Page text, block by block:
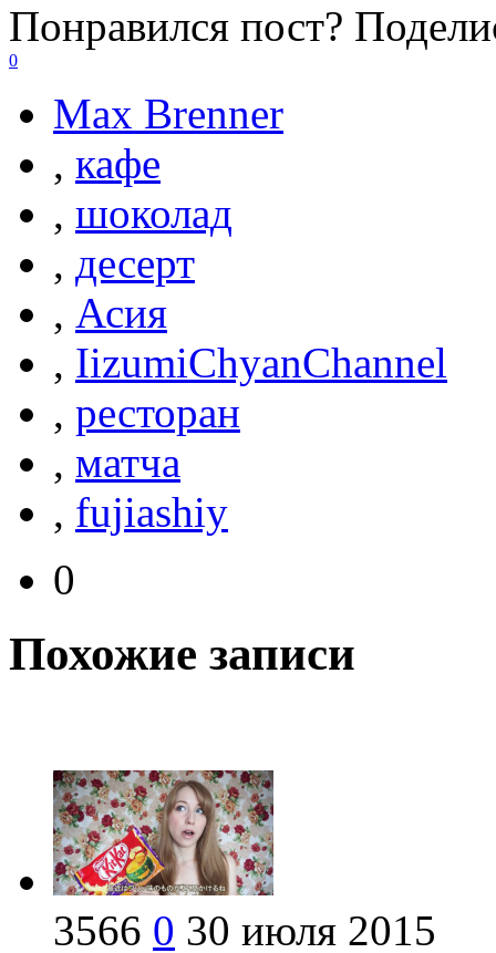
Понравился пост?
0
Max Brenner
, кафе
, шоколад
, десерт
, Асия
, IizumiChyanChannel
, ресторан
, матча
, fujiashiy
0
Похожие записи
3566 0 30 июля 2015